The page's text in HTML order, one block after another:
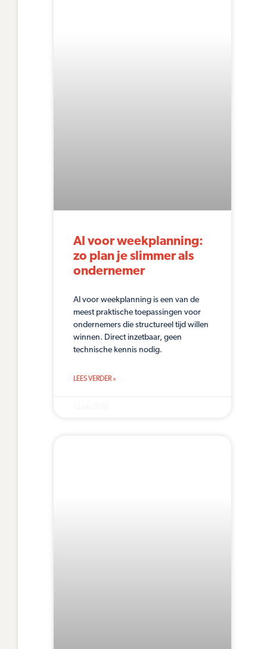
AI voor weekplanning:
zo plan je slimmer als
ondernemer
AI voor weekplanning is een van de
meest praktische toepassingen voor
ondernemers die structureel tijd willen
winnen. Direct inzetbaar, geen
technische kennis nodig.
LEES VERDER »